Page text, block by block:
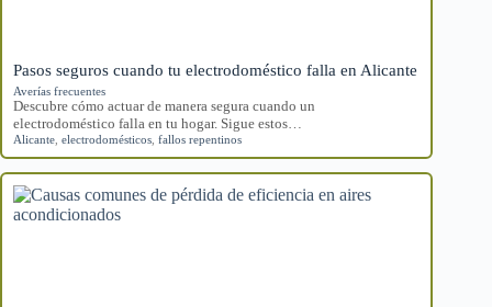
Pasos seguros cuando tu electrodoméstico falla en Alicante
Averías frecuentes
Descubre cómo actuar de manera segura cuando un
electrodoméstico falla en tu hogar. Sigue estos…
Alicante electrodomésticos fallos repentinos